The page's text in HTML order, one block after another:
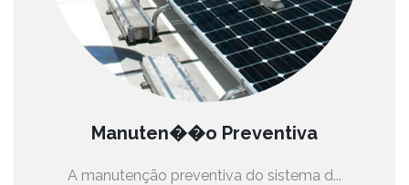
Manuten��o Preventiva
A manutenção preventiva do sistema d...